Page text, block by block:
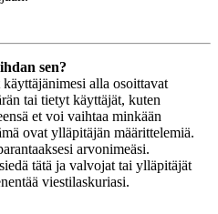
sen?
alla osoittavat
tai tietyt käyttäjät, kuten
et voi vaihtaa minkään
ovat ylläpitäjän määrittelemiä.
arvonimeäsi.
tätä ja valvojat tai ylläpitäjät
viestilaskuriasi.